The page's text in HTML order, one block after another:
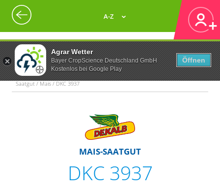
Agrar Wetter
Bayer CropScience Deutschland GmbH
Kostenlos bei Google Play
Öffnen
A-Z
Saatgut / Mais / DKC 3937
MAIS-SAATGUT
DKC 3937